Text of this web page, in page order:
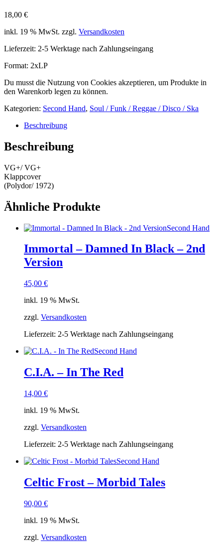
18,00 €
inkl. 19 % MwSt. zzgl. Versandkosten
Lieferzeit: 2-5 Werktage nach Zahlungseingang
Format: 2xLP
Du musst die Nutzung von Cookies akzeptieren, um Produkte in
den Warenkorb legen zu können.
Kategorien: Second Hand, Soul / Funk / Reggae / Disco / Ska
Beschreibung
Beschreibung
VG+/ VG+
Klappcover
(Polydor/ 1972)
Ähnliche Produkte
Second Hand
Immortal – Damned In Black – 2nd
Version
45,00 €
inkl. 19 % MwSt.
zzgl. Versandkosten
Lieferzeit: 2-5 Werktage nach Zahlungseingang
Second Hand
C.I.A. – In The Red
14,00 €
inkl. 19 % MwSt.
zzgl. Versandkosten
Lieferzeit: 2-5 Werktage nach Zahlungseingang
Second Hand
Celtic Frost – Morbid Tales
90,00 €
inkl. 19 % MwSt.
zzgl. Versandkosten